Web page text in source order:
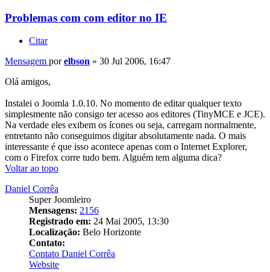
Problemas com com editor no IE
Citar
Mensagem porelbson » 30 Jul 2006, 16:47
Olá amigos,
Instalei o Joomla 1.0.10. No momento de editar qualquer texto
simplesmente não consigo ter acesso aos editores (TinyMCE e JCE).
Na verdade eles exibem os ícones ou seja, carregam normalmente,
entretanto não conseguimos digitar absolutamente nada. O mais
interessante é que isso acontece apenas com o Internet Explorer,
com o Firefox corre tudo bem. Alguém tem alguma dica?
Voltar ao topo
Daniel Corrêa
Super Joomleiro
Mensagens: 2156
Registrado em: 24 Mai 2005, 13:30
Localização: Belo Horizonte
Contato:
Contato Daniel Corrêa
Website